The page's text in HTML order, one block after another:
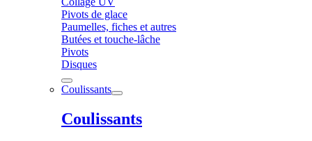
Pivots de glace
Paumelles, fiches et autres
Butées et touche-lâche
Pivots
Disques
Coulissants
Coulissants